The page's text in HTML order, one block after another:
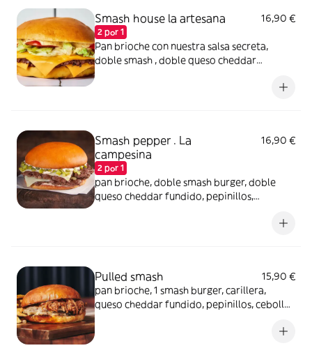
Smash house la artesana
2 por 1
16,90 €
Pan brioche con nuestra salsa secreta,
doble smash , doble queso cheddar
lechuga iceberg y la acidez de los pepinillos
Smash pepper . La
campesina
2 por 1
16,90 €
pan brioche, doble smash burger, doble
queso cheddar fundido, pepinillos,
Pulled smash
15,90 €
pan brioche, 1 smash burger, carillera,
queso cheddar fundido, pepinillos, cebolla